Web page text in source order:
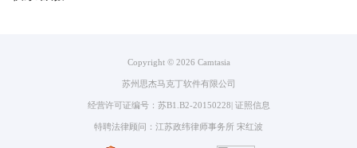
二、嗨格式录屏大师电流声怎么解决
如果使用的是嗨格式录屏大师录制视频时出现电流声，可以尝试以下方法
1.调整录音设置
Copyright © 2026 Camtasia
苏州思杰马克丁软件有限公司
经营许可证编号：苏B1.B2-20150228 证照信息
特聘法律顾问：江苏政纬律师事务所 宋红波